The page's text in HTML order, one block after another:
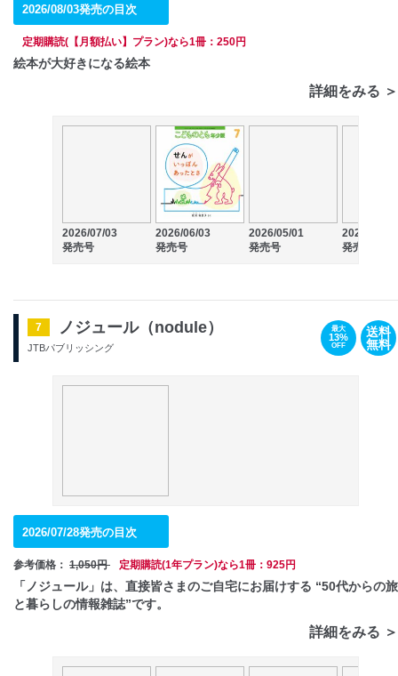
2026/08/03発売の目次
定期購読(【月額払い】プラン)なら1冊：250円
絵本が大好きになる絵本
詳細をみる ＞
2026/07/03
発売号
2026/06/03
発売号
2026/05/01
発売号
2026/04/03
発売号
7 ノジュール（nodule）
JTBパブリッシング
最大
13%
OFF
送料
無料
2026/07/28発売の目次
参考価格： 1,050円 定期購読(1年プラン)なら1冊：925円
「ノジュール」は、直接皆さまのご自宅にお届けする “50代からの旅
と暮らしの情報雑誌”です。
詳細をみる ＞